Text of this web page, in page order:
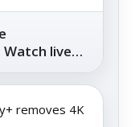
live
removes 4K